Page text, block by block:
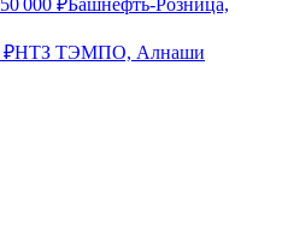
50 000 ₽Башнефть-Розница,
₽НТЗ ТЭМПО, Алнаши